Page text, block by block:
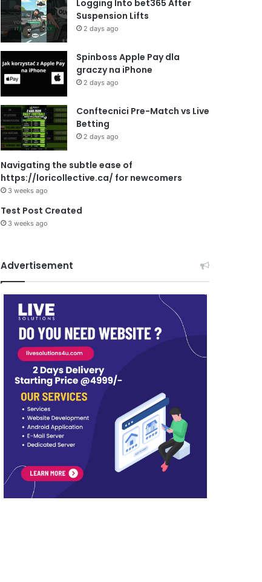
Logging Into bet365 After
Suspension Lifts
2 days ago
Spinboss Apple Pay dla
graczy na iPhone
2 days ago
Conftecnici Pre-Match vs Live
Betting
2 days ago
Navigating the subtle ease of
https://loricollective.ca/ for newcomers
3 weeks ago
Test Post Created
3 weeks ago
Advertisement